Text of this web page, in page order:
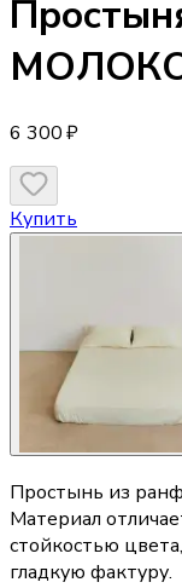
6 300 ₽
Купить
Простынь из
Материал
стойкостью
гладкую фактуру.